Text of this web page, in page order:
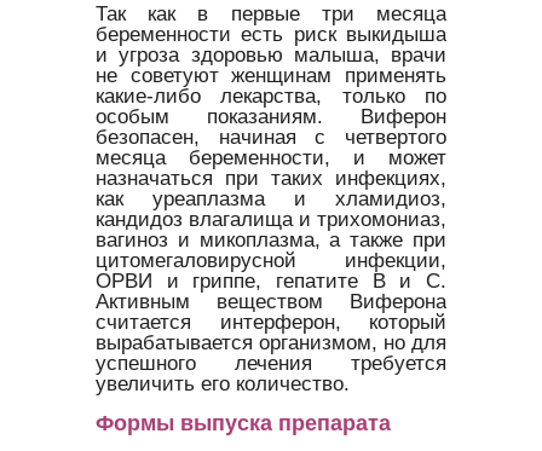
Так как в первые три месяца
беременности есть риск выкидыша
и угроза здоровью малыша, врачи
не советуют женщинам применять
какие-либо лекарства, только по
особым показаниям. Виферон
безопасен, начиная с четвертого
месяца беременности, и может
назначаться при таких инфекциях,
как уреаплазма и хламидиоз,
кандидоз влагалища и трихомониаз,
вагиноз и микоплазма, а также при
цитомегаловирусной инфекции,
ОРВИ и гриппе, гепатите В и С.
Активным веществом Виферона
считается интерферон, который
вырабатывается организмом, но для
успешного лечения требуется
увеличить его количество.
Формы выпуска препарата